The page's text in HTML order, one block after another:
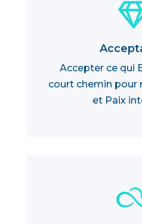
Accepter ce qui
court chemin pour
et Paix